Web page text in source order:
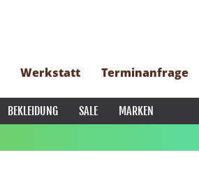
Werkstatt Terminanfrage
BEKLEIDUNG SALE
MARKEN